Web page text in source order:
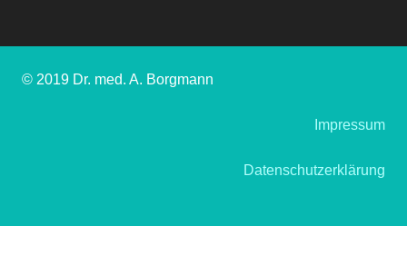
© 2019 Dr. med. A. Borgmann
Impressum
Datenschutzerklärung